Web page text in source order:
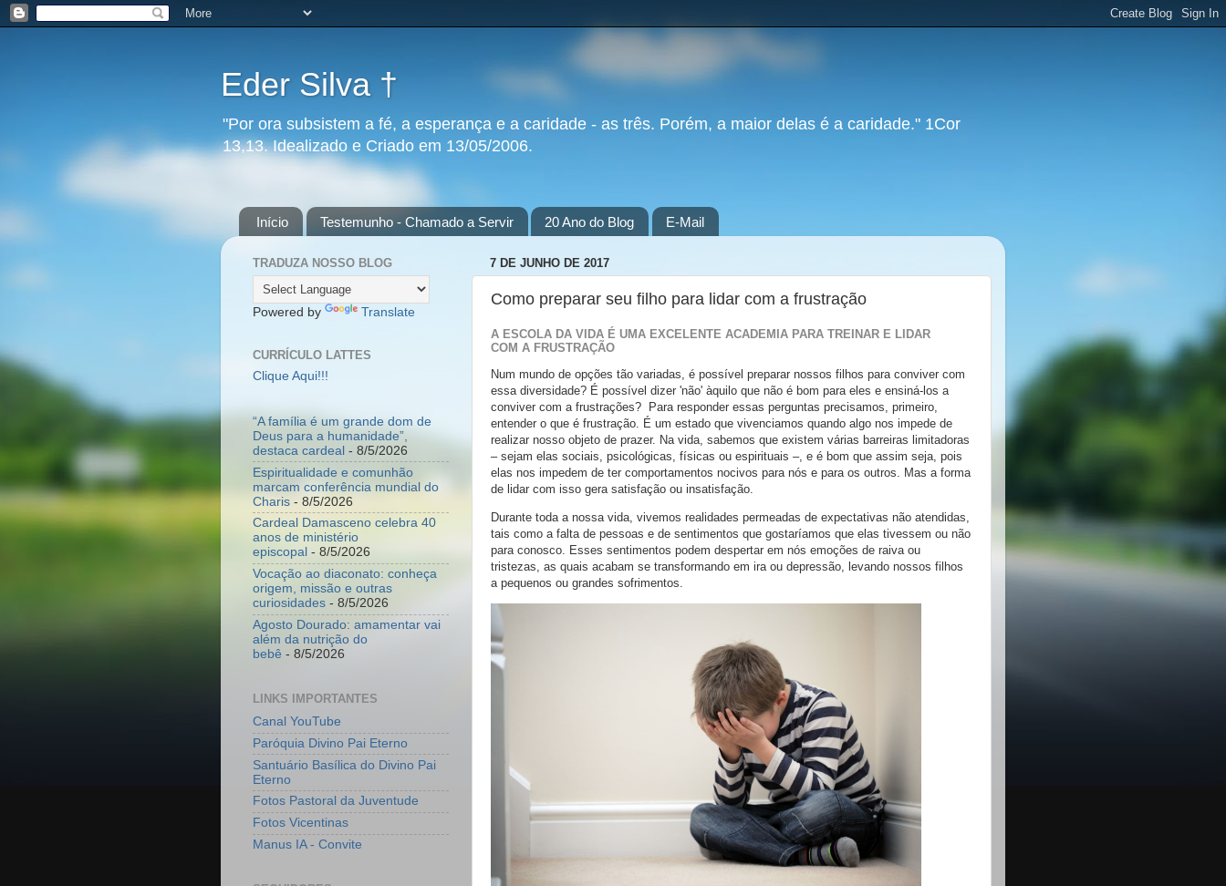
Eder Silva †
"Por ora subsistem a fé, a esperança e a caridade - as três. Porém, a maior delas é a caridade." 1Cor
13,13. Idealizado e Criado em 13/05/2006.
Início Testemunho - Chamado a Servir 20 Ano do Blog E-Mail
7 DE JUNHO DE 2017
Como preparar seu filho para lidar com a frustração
A ESCOLA DA VIDA É UMA EXCELENTE ACADEMIA PARA TREINAR E LIDAR
COM A FRUSTRAÇÃO
Num mundo de opções tão variadas, é possível preparar nossos filhos para conviver com
essa diversidade? É possível dizer 'não' àquilo que não é bom para eles e ensiná-los a
conviver com a frustrações? Para responder essas perguntas precisamos, primeiro,
entender o que é frustração. É um estado que vivenciamos quando algo nos impede de
realizar nosso objeto de prazer. Na vida, sabemos que existem várias barreiras limitadoras
– sejam elas sociais, psicológicas, físicas ou espirituais –, e é bom que assim seja, pois
elas nos impedem de ter comportamentos nocivos para nós e para os outros. Mas a forma
de lidar com isso gera satisfação ou insatisfação.
Durante toda a nossa vida, vivemos realidades permeadas de expectativas não atendidas,
tais como a falta de pessoas e de sentimentos que gostaríamos que elas tivessem ou não
para conosco. Esses sentimentos podem despertar em nós emoções de raiva ou
tristezas, as quais acabam se transformando em ira ou depressão, levando nossos filhos
a pequenos ou grandes sofrimentos.
TRADUZA NOSSO BLOG
Powered by Translate
CURRÍCULO LATTES
Clique Aqui!!!
“A família é um grande dom de
Deus para a humanidade”,
destaca cardeal - 8/5/2026
Espiritualidade e comunhão
marcam conferência mundial do
Charis - 8/5/2026
Cardeal Damasceno celebra 40
anos de ministério
episcopal - 8/5/2026
Vocação ao diaconato: conheça
origem, missão e outras
curiosidades - 8/5/2026
Agosto Dourado: amamentar vai
além da nutrição do
bebê - 8/5/2026
LINKS IMPORTANTES
Canal YouTube
Paróquia Divino Pai Eterno
Santuário Basílica do Divino Pai
Eterno
Fotos Pastoral da Juventude
Fotos Vicentinas
Manus IA - Convite